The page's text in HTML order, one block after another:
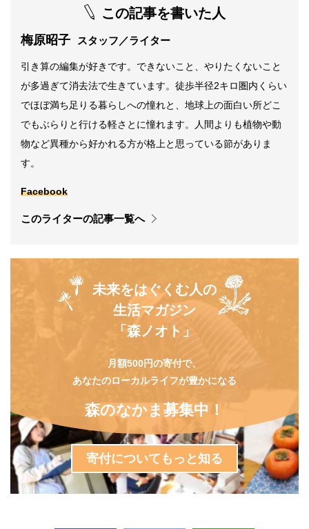
この記事を書いた人
梅原昭子 スタッフ／ライター
引き算の編集が好きです。できないこと、やりたくないこと
が多過ぎて消去法で生きています。徒歩半径2キロ圏内くらい
でほぼ満ち足りる暮らしへの憧れと、地球上の面白い所どこ
でもぶらりと行ける軽さとに憧れます。人間よりも植物や動
物など異種から好かれる方が格上と思っている節がありま
す。
Facebook
このライターの記事一覧へ
未来をはぐくむ人の
生活マガジン
「森ノオト」
月額500円の寄付で、
あなたのローカルライフが豊かになる
森のなかま募集中！
寄付についてもっと知る